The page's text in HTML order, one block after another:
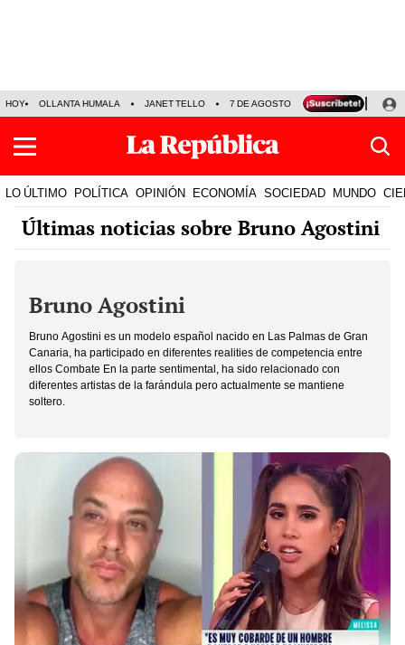
HOY OLLANTA HUMALA JANET TELLO 7 DE AGOSTO TINKA RESULTADOS
LO ÚLTIMO POLÍTICA OPINIÓN ECONOMÍA SOCIEDAD MUNDO
Últimas noticias sobre Bruno Agostini
Bruno Agostini
Bruno Agostini es un modelo español nacido en Las Palmas de Gran
Canaria, ha participado en diferentes realities de competencia entre
ellos Combate En la parte sentimental, ha sido relacionado con
diferentes artistas de la farándula pero actualmente se mantiene
soltero.